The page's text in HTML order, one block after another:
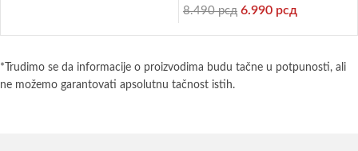
8.490рсд 6.990 рсд
*Trudimo se da informacije o proizvodima budu tačne u potpunosti, ali
ne možemo garantovati apsolutnu tačnost istih.